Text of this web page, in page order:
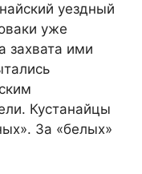
уездный
уже
захвата ими
Кустанайцы
За «белых»